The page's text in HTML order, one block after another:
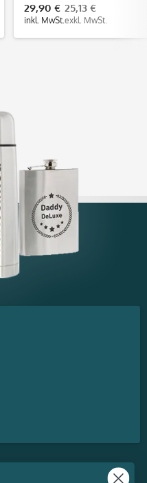
Individualisierung
29,90 €
inkl. MwSt.
25,13 €
exkl. MwSt.